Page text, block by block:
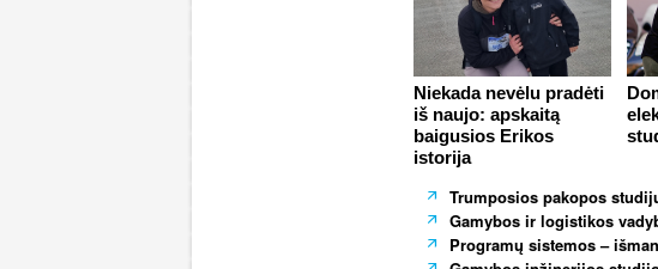
Niekada nevėlu pradėti
iš naujo: apskaitą
baigusios Erikos
istorija
Trumposios pakopos
Gamybos ir logistikos
Programų sistemos –